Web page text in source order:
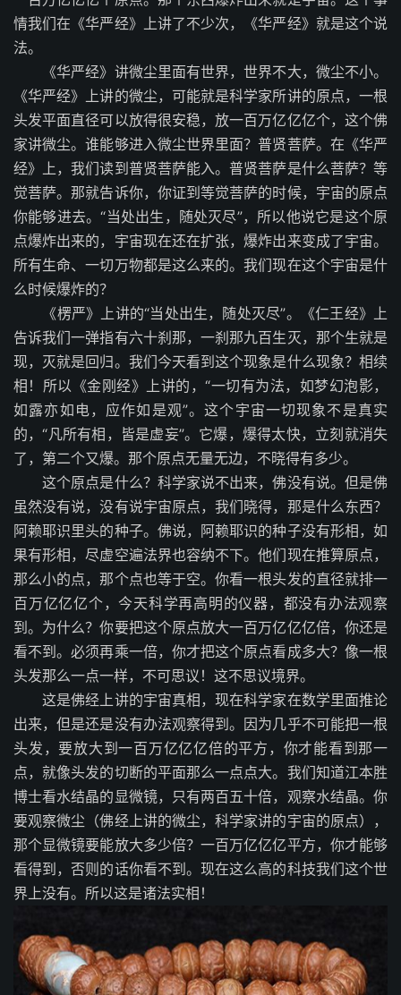
情我们在《华严经》上讲了不少次，《华严经》就是这个说
法。
《华严经》讲微尘里面有世界，世界不大，微尘不小。
《华严经》上讲的微尘，可能就是科学家所讲的原点，一根
头发平面直径可以放得很安稳，放一百万亿亿亿个，这个佛
家讲微尘。谁能够进入微尘世界里面？普贤菩萨。在《华严
经》上，我们读到普贤菩萨能入。普贤菩萨是什么菩萨？等
觉菩萨。那就告诉你，你证到等觉菩萨的时候，宇宙的原点
你能够进去。“当处出生，随处灭尽”，所以他说它是这个原
点爆炸出来的，宇宙现在还在扩张，爆炸出来变成了宇宙。
所有生命、一切万物都是这么来的。我们现在这个宇宙是什
么时候爆炸的？
《楞严》上讲的“当处出生，随处灭尽”。《仁王经》上
告诉我们一弹指有六十刹那，一刹那九百生灭，那个生就是
现，灭就是回归。我们今天看到这个现象是什么现象？相续
相！所以《金刚经》上讲的，“一切有为法，如梦幻泡影，
如露亦如电，应作如是观”。这个宇宙一切现象不是真实
的，“凡所有相，皆是虚妄”。它爆，爆得太快，立刻就消失
了，第二个又爆。那个原点无量无边，不晓得有多少。
这个原点是什么？科学家说不出来，佛没有说。但是佛
虽然没有说，没有说宇宙原点，我们晓得，那是什么东西？
阿赖耶识里头的种子。佛说，阿赖耶识的种子没有形相，如
果有形相，尽虚空遍法界也容纳不下。他们现在推算原点，
那么小的点，那个点也等于空。你看一根头发的直径就排一
百万亿亿亿个，今天科学再高明的仪器，都没有办法观察
到。为什么？你要把这个原点放大一百万亿亿亿倍，你还是
看不到。必须再乘一倍，你才把这个原点看成多大？像一根
头发那么一点一样，不可思议！这不思议境界。
这是佛经上讲的宇宙真相，现在科学家在数学里面推论
出来，但是还是没有办法观察得到。因为几乎不可能把一根
头发，要放大到一百万亿亿亿倍的平方，你才能看到那一
点，就像头发的切断的平面那么一点点大。我们知道江本胜
博士看水结晶的显微镜，只有两百五十倍，观察水结晶。你
要观察微尘（佛经上讲的微尘，科学家讲的宇宙的原点），
那个显微镜要能放大多少倍？一百万亿亿亿平方，你才能够
看得到，否则的话你看不到。现在这么高的科技我们这个世
界上没有。所以这是诸法实相！